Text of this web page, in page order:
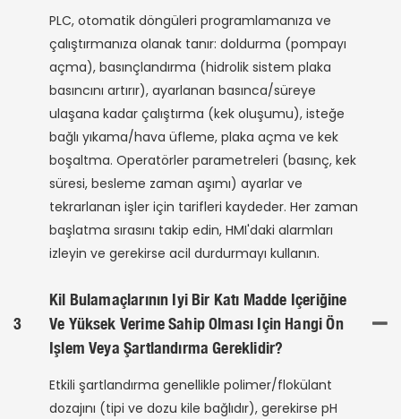
PLC, otomatik döngüleri programlamanıza ve
çalıştırmanıza olanak tanır: doldurma (pompayı
açma), basınçlandırma (hidrolik sistem plaka
basıncını artırır), ayarlanan basınca/süreye
ulaşana kadar çalıştırma (kek oluşumu), isteğe
bağlı yıkama/hava üfleme, plaka açma ve kek
boşaltma. Operatörler parametreleri (basınç, kek
süresi, besleme zaman aşımı) ayarlar ve
tekrarlanan işler için tarifleri kaydeder. Her zaman
başlatma sırasını takip edin, HMI'daki alarmları
izleyin ve gerekirse acil durdurmayı kullanın.
3
Kil Bulamaçlarının Iyi Bir Katı Madde Içeriğine
Ve Yüksek Verime Sahip Olması Için Hangi Ön
Işlem Veya Şartlandırma Gereklidir?
Etkili şartlandırma genellikle polimer/flokülant
dozajını (tipi ve dozu kile bağlıdır), gerekirse pH